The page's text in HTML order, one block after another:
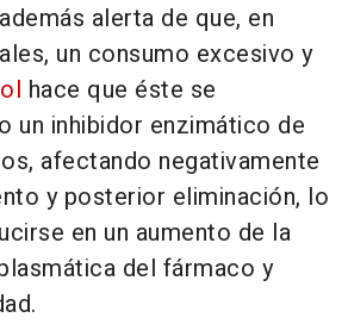
alerta de que, en
un consumo excesivo y
hace que éste se
un inhibidor enzimático de
afectando negativamente
y posterior eliminación, lo
en un aumento de la
del fármaco y